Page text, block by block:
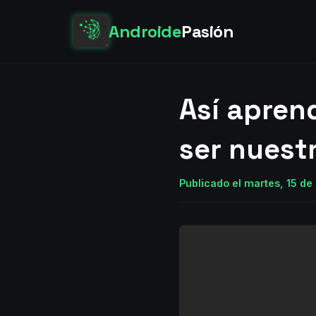
AndroidePasión
Así
ser
Publicado el martes, 15 de